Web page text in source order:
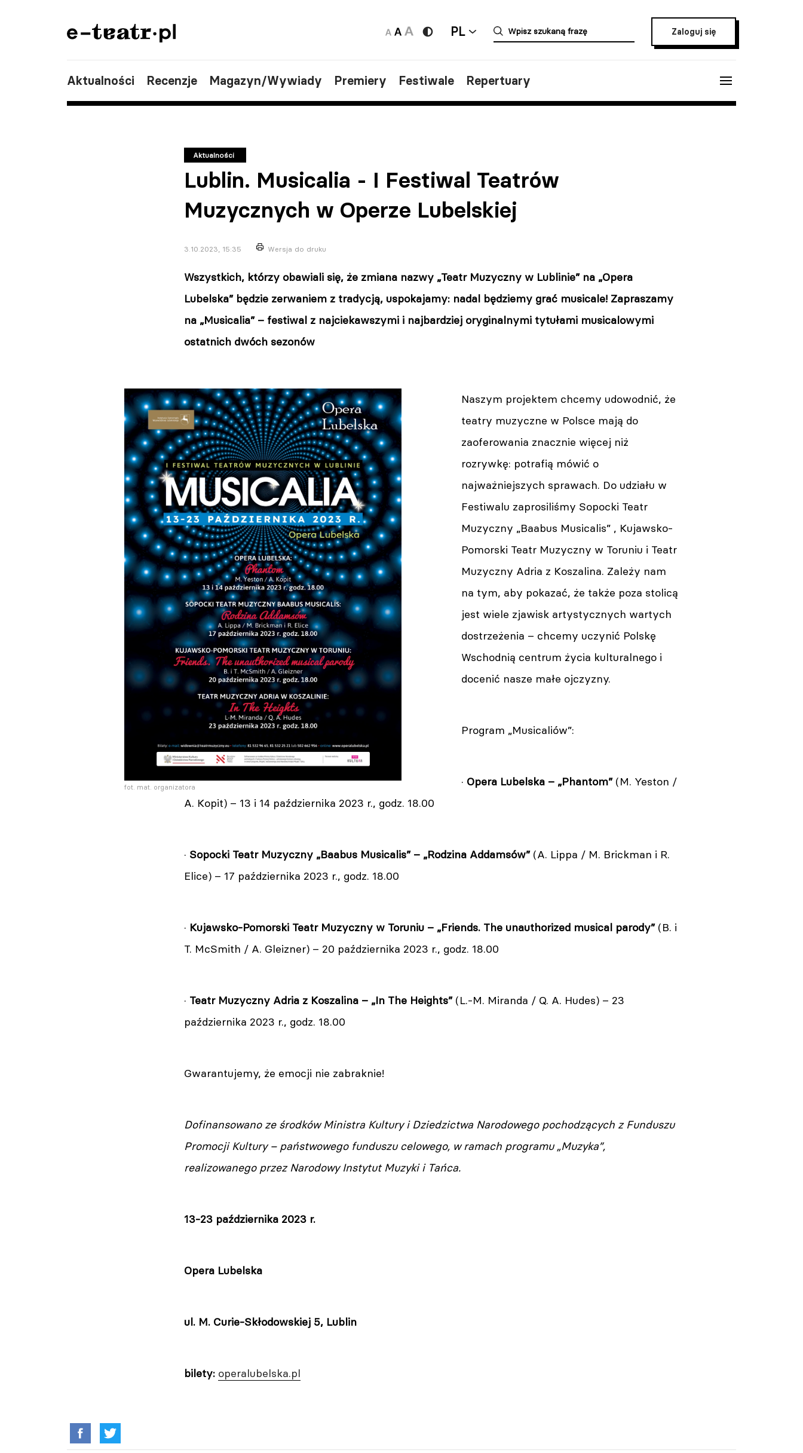
PL Zaloguj się
Aktualności Recenzje Magazyn/Wywiady Premiery Festiwale Repertuary
Aktualności
Lublin. Musicalia - I Festiwal Teatrów
Muzycznych w Operze Lubelskiej
3.10.2023, 15:35 Wersja do druku
Wszystkich, którzy obawiali się, że zmiana nazwy „Teatr Muzyczny w Lublinie” na „Opera
Lubelska” będzie zerwaniem z tradycją, uspokajamy: nadal będziemy grać musicale! Zapraszamy
na „Musicalia” – festiwal z najciekawszymi i najbardziej oryginalnymi tytułami musicalowymi
ostatnich dwóch sezonów
fot. mat. organizatora
Naszym projektem chcemy udowodnić, że
teatry muzyczne w Polsce mają do
zaoferowania znacznie więcej niż
rozrywkę: potrafią mówić o
najważniejszych sprawach. Do udziału w
Festiwalu zaprosiliśmy Sopocki Teatr
Muzyczny „Baabus Musicalis” , Kujawsko-
Pomorski Teatr Muzyczny w Toruniu i Teatr
Muzyczny Adria z Koszalina. Zależy nam
na tym, aby pokazać, że także poza stolicą
jest wiele zjawisk artystycznych wartych
dostrzeżenia – chcemy uczynić Polskę
Wschodnią centrum życia kulturalnego i
docenić nasze małe ojczyzny.
Program „Musicaliów”:
· Opera Lubelska – „Phantom”(M. Yeston /
A. Kopit) – 13 i 14 października 2023 r., godz. 18.00
· Sopocki Teatr Muzyczny „Baabus Musicalis” – „Rodzina Addamsów”(A. Lippa / M. Brickman i R.
Elice) – 17 października 2023 r., godz. 18.00
· Kujawsko-Pomorski Teatr Muzyczny w Toruniu – „Friends. The unauthorized musical parody”(B. i
T. McSmith / A. Gleizner) – 20 października 2023 r., godz. 18.00
· Teatr Muzyczny Adria z Koszalina – „In The Heights” (L.-M. Miranda / Q. A. Hudes) – 23
października 2023 r., godz. 18.00
Gwarantujemy, że emocji nie zabraknie!
Dofinansowano ze środków Ministra Kultury i Dziedzictwa Narodowego pochodzących z Funduszu
Promocji Kultury – państwowego funduszu celowego, w ramach programu „Muzyka”,
realizowanego przez Narodowy Instytut Muzyki i Tańca.
13-23 października 2023 r.
Opera Lubelska
ul. M. Curie-Skłodowskiej 5, Lublin
bilety: operalubelska.pl